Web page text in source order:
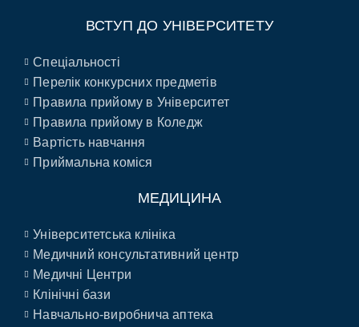
ВСТУП ДО УНІВЕРСИТЕТУ
Спеціальності
Перелік конкурсних предметів
Правила прийому в Університет
Правила прийому в Коледж
Вартість навчання
Приймальна коміся
МЕДИЦИНА
Університетська клініка
Медичний консультативний центр
Медичні Центри
Клінічні бази
Навчально-виробнича аптека